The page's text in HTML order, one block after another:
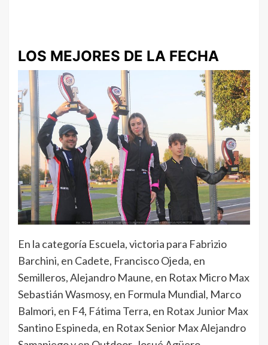
LOS MEJORES DE LA FECHA
En la categoría Escuela, victoria para Fabrizio
Barchini, en Cadete, Francisco Ojeda, en
Semilleros, Alejandro Maune, en Rotax Micro Max
Sebastián Wasmosy, en Formula Mundial, Marco
Balmori, en F4, Fátima Terra, en Rotax Junior Max
Santino Espineda, en Rotax Senior Max Alejandro